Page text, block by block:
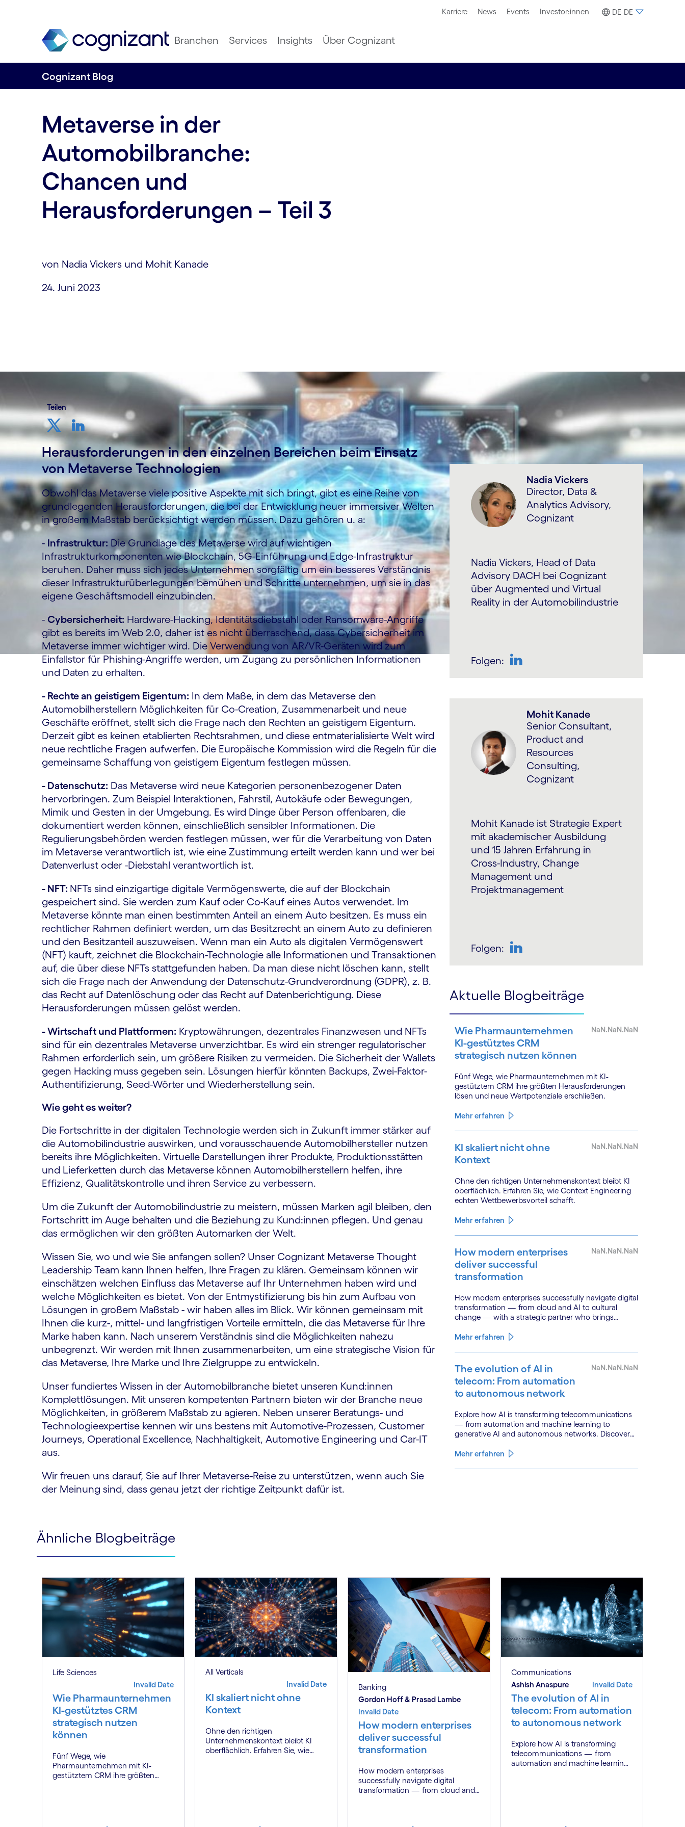
Karriere News Events Investor:innen DE-DE
Branchen Services Insights Über Cognizant
Cognizant Blog
Metaverse in der
Automobilbranche:
Chancen und
Herausforderungen – Teil 3
von Nadia Vickers und Mohit Kanade
24. Juni 2023
Teilen
Herausforderungen in den einzelnen Bereichen beim Einsatz
von Metaverse Technologien
Obwohl das Metaverse viele positive Aspekte mit sich bringt, gibt es eine Reihe von
grundlegenden Herausforderungen, die bei der Entwicklung neuer immersiver Welten
in großem Maßstab berücksichtigt werden müssen. Dazu gehören u. a:
- Infrastruktur: Die Grundlage des Metaverse wird auf wichtigen
Infrastrukturkomponenten wie Blockchain, 5G-Einführung und Edge-Infrastruktur
beruhen. Daher muss sich jedes Unternehmen sorgfältig um ein besseres Verständnis
dieser Infrastrukturüberlegungen bemühen und Schritte unternehmen, um sie in das
eigene Geschäftsmodell einzubinden.
- Cybersicherheit: Hardware-Hacking, Identitätsdiebstahl oder Ransomware-Angriffe
gibt es bereits im Web 2.0, daher ist es nicht überraschend, dass Cybersicherheit im
Metaverse immer wichtiger wird. Die Verwendung von AR/VR-Geräten wird zum
Einfallstor für Phishing-Angriffe werden, um Zugang zu persönlichen Informationen
und Daten zu erhalten.
- Rechte an geistigem Eigentum: In dem Maße, in dem das Metaverse den
Automobilherstellern Möglichkeiten für Co-Creation, Zusammenarbeit und neue
Geschäfte eröffnet, stellt sich die Frage nach den Rechten an geistigem Eigentum.
Derzeit gibt es keinen etablierten Rechtsrahmen, und diese entmaterialisierte Welt wird
neue rechtliche Fragen aufwerfen. Die Europäische Kommission wird die Regeln für die
gemeinsame Schaffung von geistigem Eigentum festlegen müssen.
- Datenschutz: Das Metaverse wird neue Kategorien personenbezogener Daten
hervorbringen. Zum Beispiel Interaktionen, Fahrstil, Autokäufe oder Bewegungen,
Mimik und Gesten in der Umgebung. Es wird Dinge über Person offenbaren, die
dokumentiert werden können, einschließlich sensibler Informationen. Die
Regulierungsbehörden werden festlegen müssen, wer für die Verarbeitung von Daten
im Metaverse verantwortlich ist, wie eine Zustimmung erteilt werden kann und wer bei
Datenverlust oder -Diebstahl verantwortlich ist.
- NFT: NFTs sind einzigartige digitale Vermögenswerte, die auf der Blockchain
gespeichert sind. Sie werden zum Kauf oder Co-Kauf eines Autos verwendet. Im
Metaverse könnte man einen bestimmten Anteil an einem Auto besitzen. Es muss ein
rechtlicher Rahmen definiert werden, um das Besitzrecht an einem Auto zu definieren
und den Besitzanteil auszuweisen. Wenn man ein Auto als digitalen Vermögenswert
(NFT) kauft, zeichnet die Blockchain-Technologie alle Informationen und Transaktionen
auf, die über diese NFTs stattgefunden haben. Da man diese nicht löschen kann, stellt
sich die Frage nach der Anwendung der Datenschutz-Grundverordnung (GDPR), z. B.
das Recht auf Datenlöschung oder das Recht auf Datenberichtigung. Diese
Herausforderungen müssen gelöst werden.
- Wirtschaft und Plattformen: Kryptowährungen, dezentrales Finanzwesen und NFTs
sind für ein dezentrales Metaverse unverzichtbar. Es wird ein strenger regulatorischer
Rahmen erforderlich sein, um größere Risiken zu vermeiden. Die Sicherheit der Wallets
gegen Hacking muss gegeben sein. Lösungen hierfür könnten Backups, Zwei-Faktor-
Authentifizierung, Seed-Wörter und Wiederherstellung sein.
Wie geht es weiter?
Die Fortschritte in der digitalen Technologie werden sich in Zukunft immer stärker auf
die Automobilindustrie auswirken, und vorausschauende Automobilhersteller nutzen
bereits ihre Möglichkeiten. Virtuelle Darstellungen ihrer Produkte, Produktionsstätten
und Lieferketten durch das Metaverse können Automobilherstellern helfen, ihre
Effizienz, Qualitätskontrolle und ihren Service zu verbessern.
Um die Zukunft der Automobilindustrie zu meistern, müssen Marken agil bleiben, den
Fortschritt im Auge behalten und die Beziehung zu Kund:innen pflegen. Und genau
das ermöglichen wir den größten Automarken der Welt.
Wissen Sie, wo und wie Sie anfangen sollen? Unser Cognizant Metaverse Thought
Leadership Team kann Ihnen helfen, Ihre Fragen zu klären. Gemeinsam können wir
einschätzen welchen Einfluss das Metaverse auf Ihr Unternehmen haben wird und
welche Möglichkeiten es bietet. Von der Entmystifizierung bis hin zum Aufbau von
Lösungen in großem Maßstab - wir haben alles im Blick. Wir können gemeinsam mit
Ihnen die kurz-, mittel- und langfristigen Vorteile ermitteln, die das Metaverse für Ihre
Marke haben kann. Nach unserem Verständnis sind die Möglichkeiten nahezu
unbegrenzt. Wir werden mit Ihnen zusammenarbeiten, um eine strategische Vision für
das Metaverse, Ihre Marke und Ihre Zielgruppe zu entwickeln.
Unser fundiertes Wissen in der Automobilbranche bietet unseren Kund:innen
Komplettlösungen. Mit unseren kompetenten Partnern bieten wir der Branche neue
Möglichkeiten, in größerem Maßstab zu agieren. Neben unserer Beratungs- und
Technologieexpertise kennen wir uns bestens mit Automotive-Prozessen, Customer
Journeys, Operational Excellence, Nachhaltigkeit, Automotive Engineering und Car-IT
aus.
Wir freuen uns darauf, Sie auf Ihrer Metaverse-Reise zu unterstützen, wenn auch Sie
der Meinung sind, dass genau jetzt der richtige Zeitpunkt dafür ist.
Nadia Vickers
Director, Data &
Analytics Advisory,
Cognizant
Nadia Vickers, Head of Data
Advisory DACH bei Cognizant
über Augmented und Virtual
Reality in der Automobilindustrie
Folgen:
Mohit Kanade
Senior Consultant,
Product and
Resources
Consulting,
Cognizant
Mohit Kanade ist Strategie Expert
mit akademischer Ausbildung
und 15 Jahren Erfahrung in
Cross-Industry, Change
Management und
Projektmanagement
Folgen:
Aktuelle Blogbeiträge
Wie Pharmaunternehmen
KI-gestütztes CRM
strategisch nutzen können
NaN.NaN.NaN
Fünf Wege, wie Pharmaunternehmen mit KI-
gestütztem CRM ihre größten Herausforderungen
lösen und neue Wertpotenziale erschließen.
Mehr erfahren
KI skaliert nicht ohne
Kontext
NaN.NaN.NaN
Ohne den richtigen Unternehmenskontext bleibt KI
oberflächlich. Erfahren Sie, wie Context Engineering
echten Wettbewerbsvorteil schafft.
Mehr erfahren
How modern enterprises
deliver successful
transformation
NaN.NaN.NaN
How modern enterprises successfully navigate digital
transformation — from cloud and AI to cultural
change — with a strategic partner who brings
Mehr erfahren
The evolution of AI in
telecom: From automation
to autonomous network
NaN.NaN.NaN
Explore how AI is transforming telecommunications
— from automation and machine learning to
generative AI and autonomous networks. Discover
Mehr erfahren
Ähnliche Blogbeiträge
Life Sciences
Invalid Date
Wie Pharmaunternehmen
KI-gestütztes CRM
strategisch nutzen
können
Fünf Wege, wie
Pharmaunternehmen mit KI-
gestütztem CRM ihre größten
All Verticals
Invalid Date
KI skaliert nicht ohne
Kontext
Ohne den richtigen
Unternehmenskontext bleibt KI
oberflächlich. Erfahren Sie, wie
Banking
Gordon Hoff & Prasad Lambe
Invalid Date
How modern enterprises
deliver successful
transformation
How modern enterprises
successfully navigate digital
transformation — from cloud and
Communications
Ashish Anaspure
Invalid Date
The evolution of AI in
telecom: From automation
to autonomous network
Explore how AI is transforming
telecommunications — from
automation and machine learning